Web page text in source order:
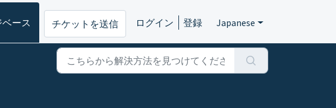
ース チケットを送信 ログイン 登録 Japanese